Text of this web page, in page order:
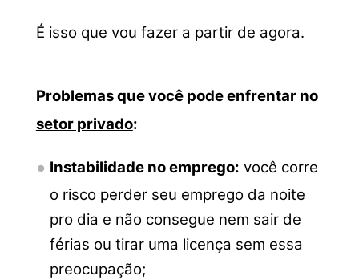
É isso que vou fazer a partir de agora.
Problemas que você pode enfrentar no
setor privado:
Instabilidade no emprego: você corre
o risco perder seu emprego da noite
pro dia e não consegue nem sair de
férias ou tirar uma licença sem essa
preocupação;